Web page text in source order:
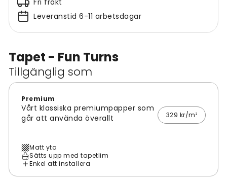
Tapet - Fun Turns
Tillgänglig som
Premium
Vårt klassiska premiumpapper som
går att använda överallt
329 kr/m²
Matt yta
Sätts upp med tapetlim
Enkel att installera
Fri frakt
Leveranstid 6-11 arbetsdagar